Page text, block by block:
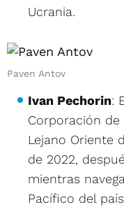
Ucrania.
Paven Antov
Ivan Pechorin:
Corporación
Lejano Oriente
de 2022,
mientras
Pacífico del